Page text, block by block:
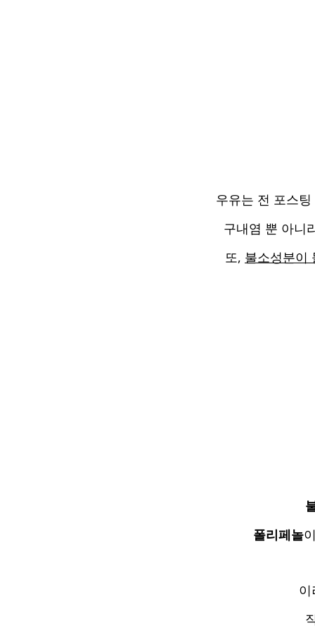
우유는 전 포스
구내염 뿐 아니
또, 불소성분이
폴리페놀